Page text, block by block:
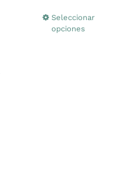
Seleccionar
opciones